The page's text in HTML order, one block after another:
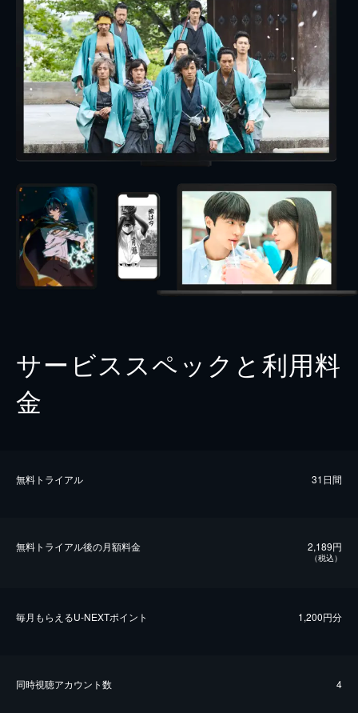
サービススペックと利用料
金
無料トライアル 31日間
無料トライアル後の⽉額料金 2,189円
（税込）
毎⽉もらえるU-NEXTポイント 1,200円分
同時視聴アカウント数 4